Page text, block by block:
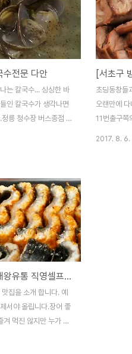
수전문 다안
는 칼국수... 싱싱한 바
인 칼국수가 생각나면
릉 청수장 버스종점 부
요리한 국수들을 맛보
국수... 등산후에 내려
처럼 가끔 들러도 좋습
이니 꼭 기억하시기 바
절 5ㅁ 청 결 4 매우만
미흡 2, 매우미흡 1( 지
니다. 참고만 하시기 바
30
초딩동창들
오랜만에 다
11번출구쪽
2017. 8. 6.
[성북구 정릉]대왕유통 직영셀프민물장어
집을 소개 합니다. 예
서야 올립니다.장어 좋
겨 먹진 않지만 누가 사